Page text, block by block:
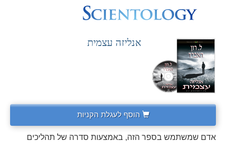
אנליזה עצמית
הוסף לעגלת הקניות
אדם שמשתמש בספר הזה, באמצעות סדרה של תהליכים